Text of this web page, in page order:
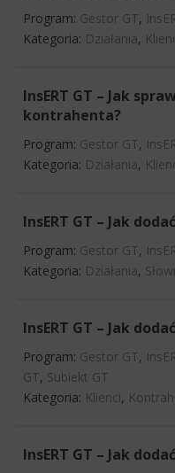
Program: Gestor GT,
Kategoria: Działania,
InsERT GT – Jak
kontrahenta?
Program: Gestor GT,
Kategoria: Działania,
InsERT GT – Jak
Program: Gestor GT,
Kategoria: Działania,
InsERT GT – Jak
Program: Gestor GT,
GT, Subiekt GT
Kategoria: Klienci,
InsERT GT – Jak